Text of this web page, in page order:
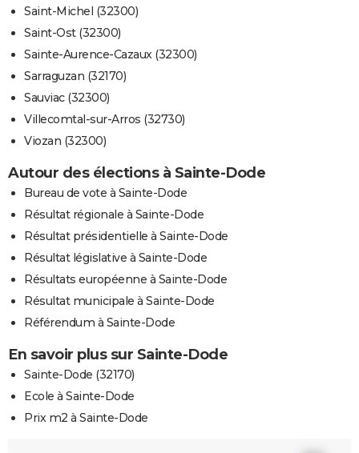
Saint-Michel (32300)
Saint-Ost (32300)
Sainte-Aurence-Cazaux (32300)
Sarraguzan (32170)
Sauviac (32300)
Villecomtal-sur-Arros (32730)
Viozan (32300)
Autour des élections à Sainte-Dode
Bureau de vote à Sainte-Dode
Résultat régionale à Sainte-Dode
Résultat présidentielle à Sainte-Dode
Résultat législative à Sainte-Dode
Résultats européenne à Sainte-Dode
Résultat municipale à Sainte-Dode
Référendum à Sainte-Dode
En savoir plus sur Sainte-Dode
Sainte-Dode (32170)
Ecole à Sainte-Dode
Prix m2 à Sainte-Dode